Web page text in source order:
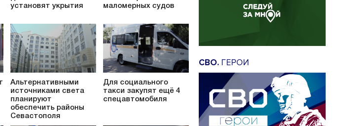
установят укрытия
маломерных судов
Альтернативными
источниками света
планируют
обеспечить районы
Севастополя
Для социального
такси закупят ещё 4
спецавтомобиля
СВО. ГЕРОИ